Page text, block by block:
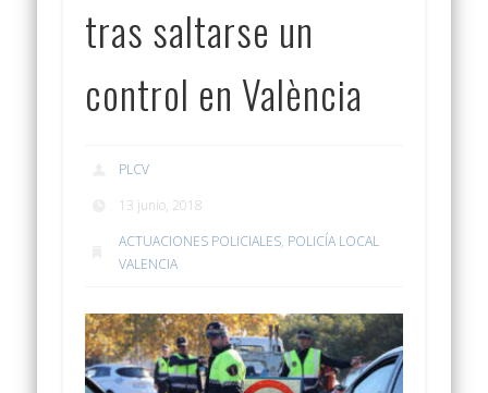
tras saltarse un
control en València
PLCV
13 junio, 2018
ACTUACIONES POLICIALES, POLICÍA LOCAL
VALENCIA